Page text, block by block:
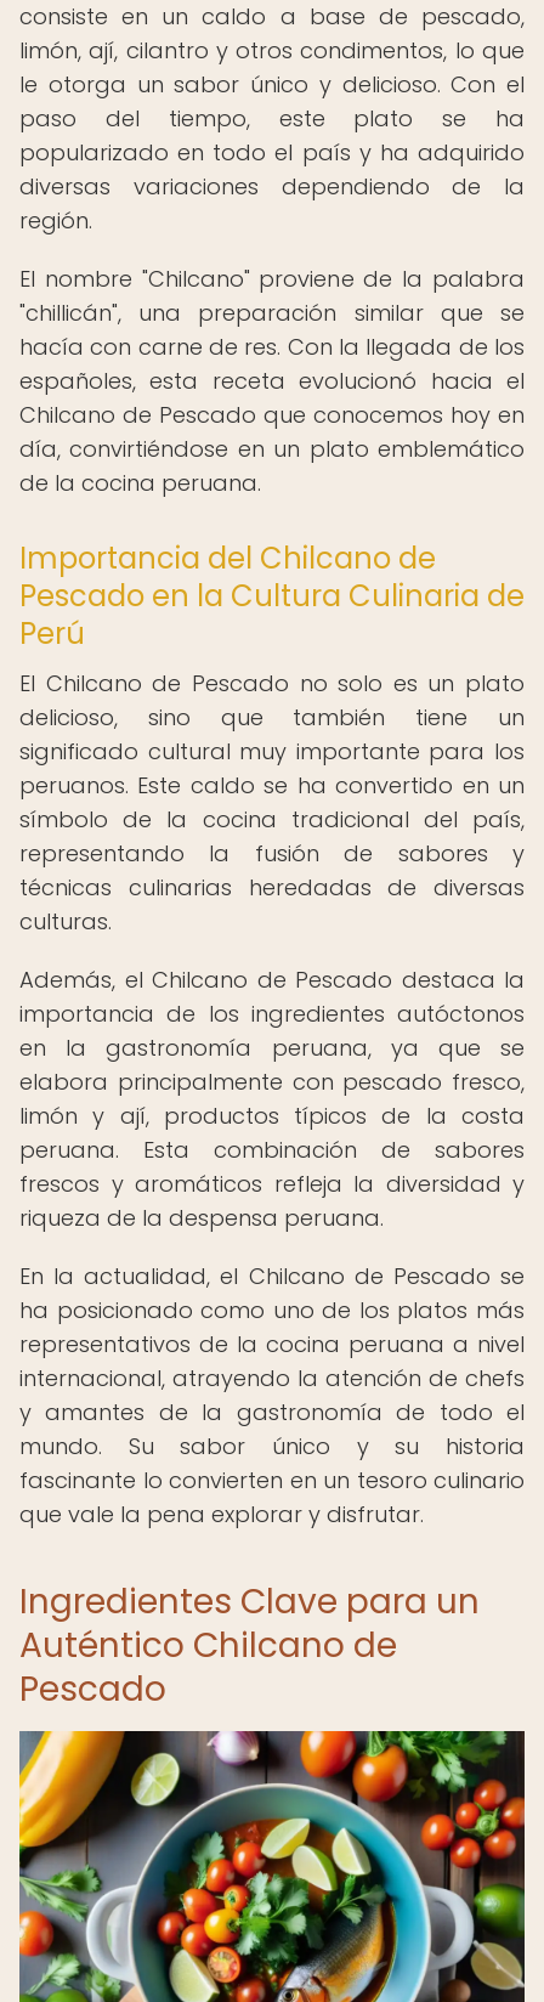
consiste en un caldo a base de pescado,
limón, ají, cilantro y otros condimentos, lo que
le otorga un sabor único y delicioso. Con el
paso del tiempo, este plato se ha
popularizado en todo el país y ha adquirido
diversas variaciones dependiendo de la
región.
El nombre "Chilcano" proviene de la palabra
"chillicán", una preparación similar que se
hacía con carne de res. Con la llegada de los
españoles, esta receta evolucionó hacia el
Chilcano de Pescado que conocemos hoy en
día, convirtiéndose en un plato emblemático
de la cocina peruana.
Importancia del Chilcano de
Pescado en la Cultura Culinaria de
Perú
El Chilcano de Pescado no solo es un plato
delicioso, sino que también tiene un
significado cultural muy importante para los
peruanos. Este caldo se ha convertido en un
símbolo de la cocina tradicional del país,
representando la fusión de sabores y
técnicas culinarias heredadas de diversas
culturas.
Además, el Chilcano de Pescado destaca la
importancia de los ingredientes autóctonos
en la gastronomía peruana, ya que se
elabora principalmente con pescado fresco,
limón y ají, productos típicos de la costa
peruana. Esta combinación de sabores
frescos y aromáticos refleja la diversidad y
riqueza de la despensa peruana.
En la actualidad, el Chilcano de Pescado se
ha posicionado como uno de los platos más
representativos de la cocina peruana a nivel
internacional, atrayendo la atención de chefs
y amantes de la gastronomía de todo el
mundo. Su sabor único y su historia
fascinante lo convierten en un tesoro culinario
que vale la pena explorar y disfrutar.
Ingredientes Clave para un
Auténtico Chilcano de
Pescado